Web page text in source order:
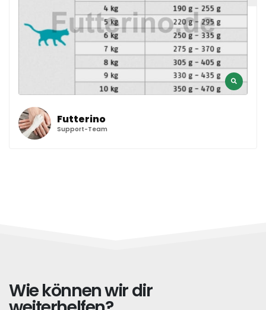
Futterino
Support-Team
Wie können wir dir